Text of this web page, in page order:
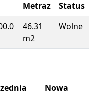
Metraz
Status
46.31
m2
Wolne
Nowa